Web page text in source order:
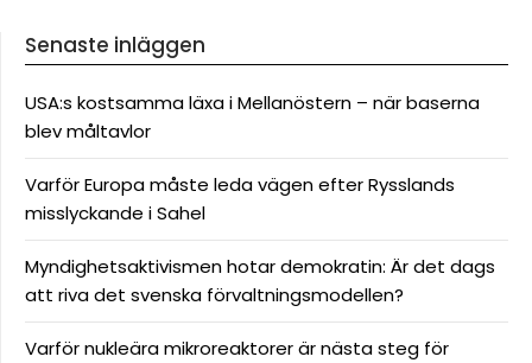
Senaste inläggen
USA:s kostsamma läxa i Mellanöstern – när baserna
blev måltavlor
Varför Europa måste leda vägen efter Rysslands
misslyckande i Sahel
Myndighetsaktivismen hotar demokratin: Är det dags
att riva det svenska förvaltningsmodellen?
Varför nukleära mikroreaktorer är nästa steg för